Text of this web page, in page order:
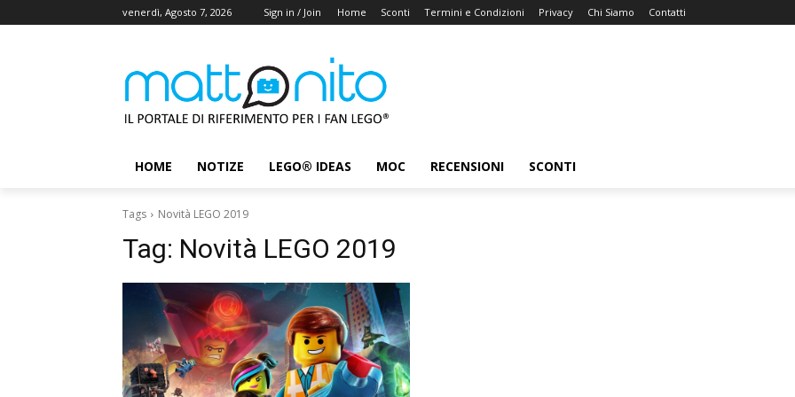
venerdì, Agosto 7, 2026 Sign in / Join Home Sconti Termini e Condizioni Privacy Chi Siamo Contatti
HOME NOTIZE LEGO® IDEAS MOC RECENSIONI SCONTI
Tags Novità LEGO 2019
Tag: Novità LEGO 2019